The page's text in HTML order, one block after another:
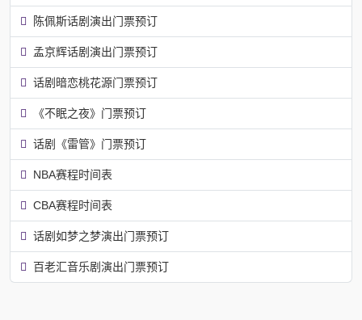
陈佩斯话剧演出门票预订
孟京辉话剧演出门票预订
话剧暗恋桃花源门票预订
《不眠之夜》门票预订
话剧《雷管》门票预订
NBA赛程时间表
CBA赛程时间表
话剧如梦之梦演出门票预订
百老汇音乐剧演出门票预订